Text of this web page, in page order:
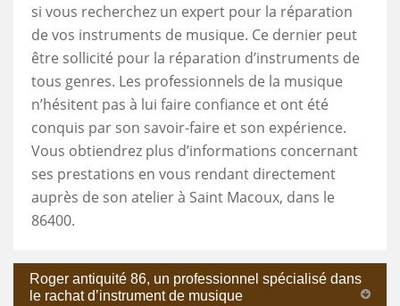
si vous recherchez un expert pour la réparation
de vos instruments de musique. Ce dernier peut
être sollicité pour la réparation d’instruments de
tous genres. Les professionnels de la musique
n’hésitent pas à lui faire confiance et ont été
conquis par son savoir-faire et son expérience.
Vous obtiendrez plus d’informations concernant
ses prestations en vous rendant directement
auprès de son atelier à Saint Macoux, dans le
86400.
Roger antiquité 86, un professionnel spécialisé dans
le rachat d’instrument de musique